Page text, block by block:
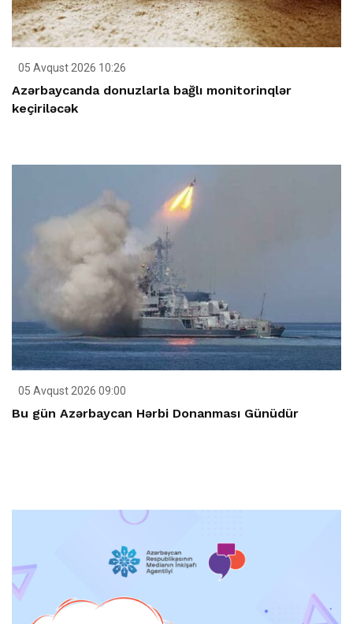
05 Avqust 2026 10:26
Azərbaycanda donuzlarla bağlı monitorinqlər
keçiriləcək
05 Avqust 2026 09:00
Bu gün Azərbaycan Hərbi Donanması Günüdür